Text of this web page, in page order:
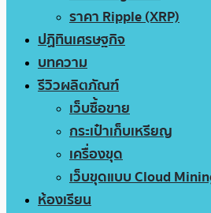
ราคา Ripple (XRP)
ปฏิทินเศรษฐกิจ
บทความ
รีวิวผลิตภัณฑ์
เว็บซื้อขาย
กระเป๋าเก็บเหรียญ
เครื่องขุด
เว็บขุดแบบ Cloud
ห้องเรียน